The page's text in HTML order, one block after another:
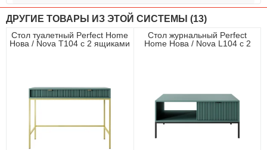
ДОСТАВКА ЗА 2 ДНЯ
ПЛАТИ АВАНС, А ОСТАЛЬНОЕ ПРИ ПОЛУЧЕНИИ
СБОРКА МЕБЕЛИ
ДРУГИЕ ТОВАРЫ ИЗ ЭТОЙ СИСТЕМЫ (13)
Стол туалетный Perfect Home
Нова / Nova T104 с 2 ящиками
Стол журнальный Perfect
Home Нова / Nova L104 с 2